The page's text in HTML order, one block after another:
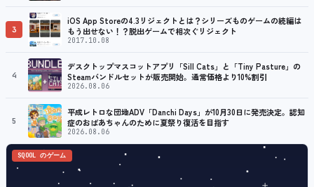
3
iOS App Storeの4.3リジェクトとは？シリーズものゲームの続編は
もう出せない！？脱出ゲームで相次ぐリジェクト
2017.10.08
4
デスクトップマスコットアプリ「Sill Cats」と「Tiny Pasture」の
Steamバンドルセットが販売開始。通常価格より10%割引
2026.08.06
5
平成レトロな団地ADV「Danchi Days」が10月30日に発売決定。認知
症のおばあちゃんのために夏祭り復活を目指す
2026.08.06
SQOOL のゲーム